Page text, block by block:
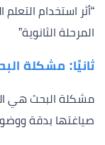
“أثر استخدام
المرحلة الثانوية”
ثانيًا: مشكلة
مشكلة البحث هي
صياغتها بدقة